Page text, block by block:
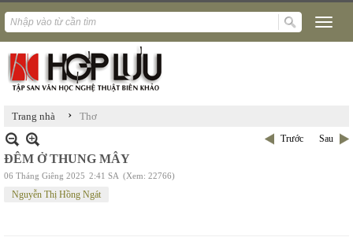
Trang nhà › Thơ
Trước Sau
ĐÊM Ở THUNG MÂY
06 Tháng Giêng 2025 2:41 SA (Xem: 22766)
Nguyễn Thị Hồng Ngát